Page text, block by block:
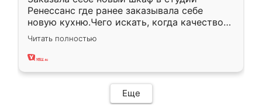
Ренессанс где ранее заказывала себе
новую кухню.Чего искать, когда качеством
вполне довольна. Служит кухня уже почти
два года, нареканий нет.
Читать полностью
Еще